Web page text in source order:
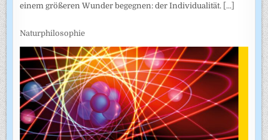
einem größeren Wunder begegnen: der Individualität. [...]
Naturphilosophie